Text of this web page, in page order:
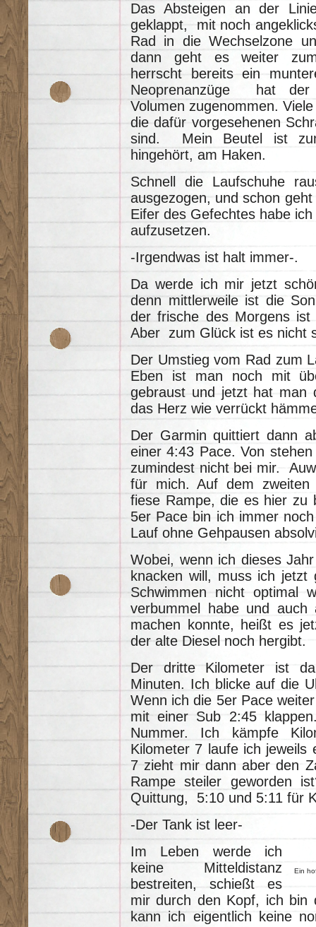
Das Absteigen an der
geklappt, mit noch
Rad in die Wechselzone
dann geht es weiter zum
herrscht bereits ein
Neoprenanzüge hat der
Volumen zugenommen.
die dafür vorgesehenen
sind. Mein Beutel ist
hingehört, am Haken.
Schnell die Laufschuhe
ausgezogen, und schon
Eifer des Gefechtes habe
aufzusetzen.
-Irgendwas ist halt immer-.
Da werde ich mir jetzt
denn mittlerweile ist die
der frische des Morgens
Aber zum Glück ist es nicht
Der Umstieg vom Rad zum
Eben ist man noch mit
gebraust und jetzt hat man
das Herz wie verrückt
Der Garmin quittiert dann
einer 4:43 Pace. Von
zumindest nicht bei mir.
für mich. Auf dem zweiten
fiese Rampe, die es hier zu
5er Pace bin ich immer
Lauf ohne Gehpausen
Wobei, wenn ich dieses
knacken will, muss ich
Schwimmen nicht optimal
verbummel habe und
machen konnte, heißt es
der alte Diesel noch hergibt.
Der dritte Kilometer ist
Minuten. Ich blicke auf die
Wenn ich die 5er Pace
mit einer Sub 2:45
Nummer. Ich kämpfe
Kilometer 7 laufe ich jeweils
7 zieht mir dann aber den
Rampe steiler geworden
Quittung, 5:10 und 5:11 für
-Der Tank ist leer-
Ein
Im Leben werde ich
keine Mitteldistanz
bestreiten, schießt es
mir durch den Kopf, ich bin
kann ich eigentlich keine